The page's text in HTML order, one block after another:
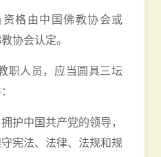
格由中国佛教协会或
协会认定。
人员，应当圆具三坛
中国共产党的领导，
宪法、法律、法规和规